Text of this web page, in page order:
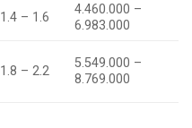
1.4 – 1.6
4.460.000 –
6.983.000
1.8 – 2.2
5.549.000 –
8.769.000